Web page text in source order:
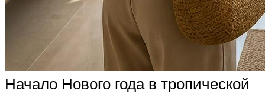
Начало Нового года в тропической